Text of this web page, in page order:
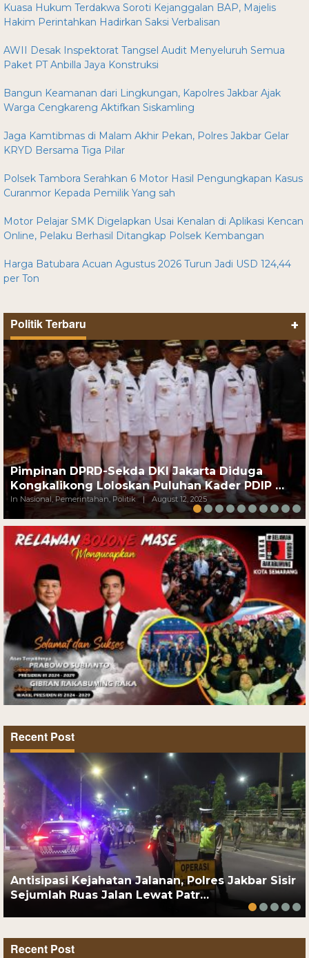
Kuasa Hukum Terdakwa Soroti Kejanggalan BAP, Majelis
Hakim Perintahkan Hadirkan Saksi Verbalisan
AWII Desak Inspektorat Tangsel Audit Menyeluruh Semua
Paket PT Anbilla Jaya Konstruksi
Bangun Keamanan dari Lingkungan, Kapolres Jakbar Ajak
Warga Cengkareng Aktifkan Siskamling
Jaga Kamtibmas di Malam Akhir Pekan, Polres Jakbar Gelar
KRYD Bersama Tiga Pilar
Polsek Tambora Serahkan 6 Motor Hasil Pengungkapan Kasus
Curanmor Kepada Pemilik Yang sah
Motor Pelajar SMK Digelapkan Usai Kenalan di Aplikasi Kencan
Online, Pelaku Berhasil Ditangkap Polsek Kembangan
Harga Batubara Acuan Agustus 2026 Turun Jadi USD 124,44
per Ton
Politik Terbaru +
Pimpinan DPRD-Sekda DKI Jakarta Diduga
Kongkalikong Loloskan Puluhan Kader PDIP …
In Nasional, Pemerintahan, Politik | August 12, 2025
Recent Post
Antisipasi Kejahatan Jalanan, Polres Jakbar Sisir
Sejumlah Ruas Jalan Lewat Patr…
Recent Post